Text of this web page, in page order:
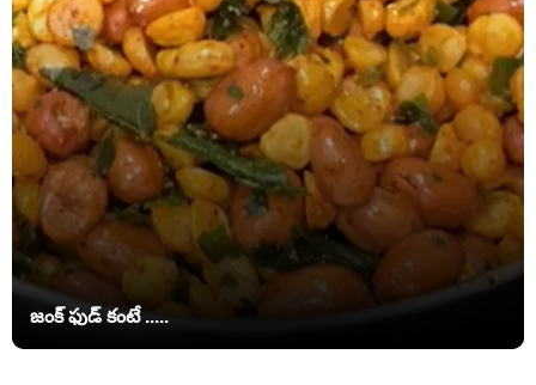
జంక్ ఫుడ్‌ కంటే .....